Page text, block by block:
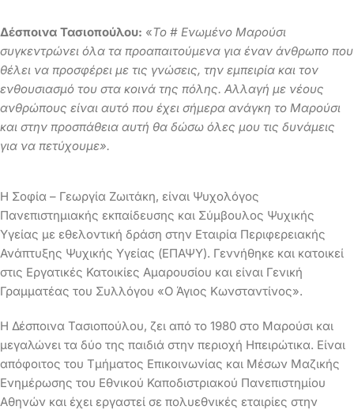
Δέσποινα Τασιοπούλου: «Το # Ενωμένο Μαρούσι
συγκεντρώνει όλα τα προαπαιτούμενα για έναν άνθρωπο που
θέλει να προσφέρει με τις γνώσεις, την εμπειρία και τον
ενθουσιασμό του στα κοινά της πόλης. Αλλαγή με νέους
ανθρώπους είναι αυτό που έχει σήμερα ανάγκη το Μαρούσι
και στην προσπάθεια αυτή θα δώσω όλες μου τις δυνάμεις
για να πετύχουμε».
Η Σοφία – Γεωργία Ζωιτάκη, είναι Ψυχολόγος
Πανεπιστημιακής εκπαίδευσης και Σύμβουλος Ψυχικής
Υγείας με εθελοντική δράση στην Εταιρία Περιφερειακής
Ανάπτυξης Ψυχικής Υγείας (ΕΠΑΨΥ). Γεννήθηκε και κατοικεί
στις Εργατικές Κατοικίες Αμαρουσίου και είναι Γενική
Γραμματέας του Συλλόγου «Ο Άγιος Κωνσταντίνος».
Η Δέσποινα Τασιοπούλου, ζει από το 1980 στο Μαρούσι και
μεγαλώνει τα δύο της παιδιά στην περιοχή Ηπειρώτικα. Είναι
απόφοιτος του Τμήματος Επικοινωνίας και Μέσων Μαζικής
Ενημέρωσης του Εθνικού Καποδιστριακού Πανεπιστημίου
Αθηνών και έχει εργαστεί σε πολυεθνικές εταιρίες στην